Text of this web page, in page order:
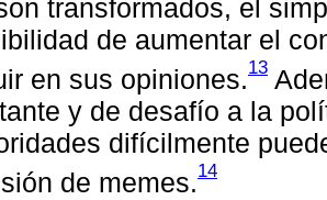
transformados, el
de aumentar el
en sus opiniones.13
y de desafío a la
difícilmente
de memes.14